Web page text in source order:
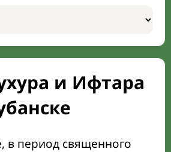
и Ифтара
в период священного